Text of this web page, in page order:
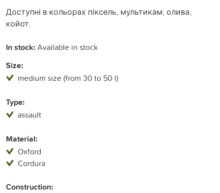
Доступні в кольорах піксель, мультикам, олива,
койот.
In stock:Available in stock
Size:
medium size (from 30 to 50 l)
Type:
assault
Material:
Oxford
Cordura
Construction: